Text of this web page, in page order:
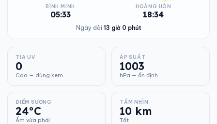
BÌNH MINH
05:33
HOÀNG HÔN
18:34
Ngày dài 13 giờ 0 phút
TIA UV
0
Cao — dùng kem
ÁP SUẤT
1003
hPa — ổn định
ĐIỂM SƯƠNG
24°C
Ẩm vừa phải
TẦM NHÌN
10 km
Tốt